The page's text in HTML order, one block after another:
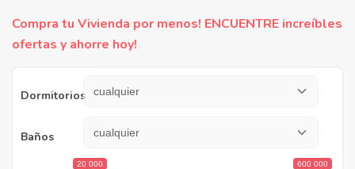
que necesita y aproveche estas increibles ofertas en Bienes
Raíces en Washburn, Iowa.
Compra tu Vivienda por menos! ENCUENTRE increíbles
ofertas y ahorre hoy!
Dormitorios
Baños
20 000 600 000